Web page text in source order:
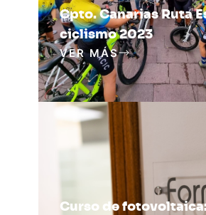
Cpto. Canarias Ruta
ciclismo 2023
VER MÁS
Curso de